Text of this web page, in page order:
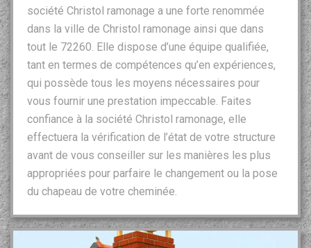
société Christol ramonage a une forte renommée
dans la ville de Christol ramonage ainsi que dans
tout le 72260. Elle dispose d’une équipe qualifiée,
tant en termes de compétences qu’en expériences,
qui possède tous les moyens nécessaires pour
vous fournir une prestation impeccable. Faites
confiance à la société Christol ramonage, elle
effectuera la vérification de l’état de votre structure
avant de vous conseiller sur les manières les plus
appropriées pour parfaire le changement ou la pose
du chapeau de votre cheminée.